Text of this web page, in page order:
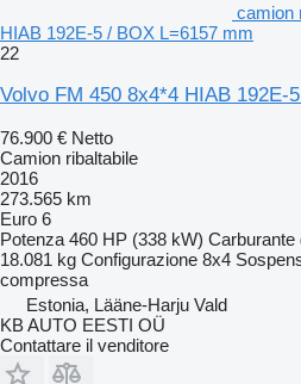
camion
HIAB 192E-5 / BOX L=6157 mm
22
Volvo FM 450 8x4*4 HIAB 192E-
76.900 € Netto
Camion ribaltabile
2016
273.565 km
Euro 6
Potenza 460 HP (338 kW) Carburante
18.081 kg Configurazione 8x4
compressa
Estonia, Lääne-Harju Vald
KB AUTO EESTI OÜ
Contattare il venditore